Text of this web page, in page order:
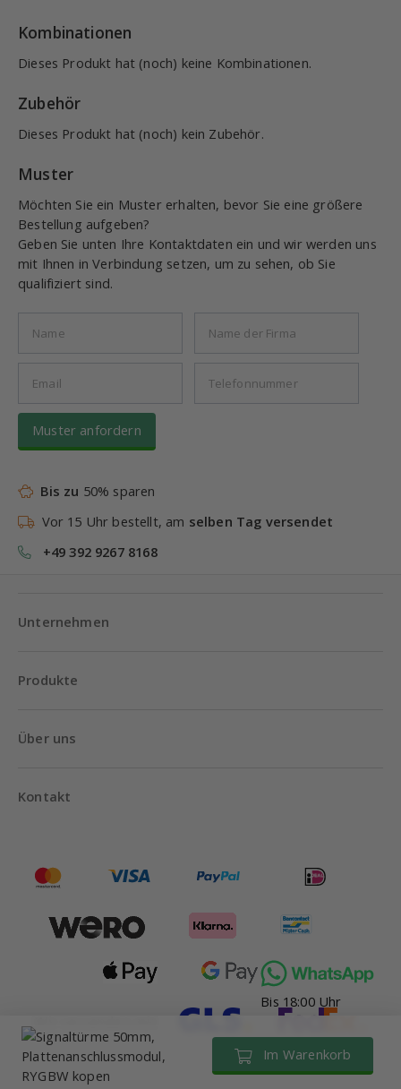
Im Warenkorb
Kombinationen
Dieses Produkt hat (noch) keine Kombinationen.
Zubehör
Dieses Produkt hat (noch) kein Zubehör.
Muster
Möchten Sie ein Muster erhalten, bevor Sie eine größere
Bestellung aufgeben?
Geben Sie unten Ihre Kontaktdaten ein und wir werden uns
mit Ihnen in Verbindung setzen, um zu sehen, ob Sie
qualifiziert sind.
Muster anfordern
Bis zu 50% sparen
Vor 15 Uhr bestellt, am selben Tag versendet
+49 392 9267 8168
Unternehmen
Produkte
Über uns
Kontakt
Bis 18:00 Uhr